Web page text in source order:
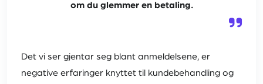
om du glemmer en betaling.
Det vi ser gjentar seg blant anmeldelsene, er
negative erfaringer knyttet til kundebehandling og